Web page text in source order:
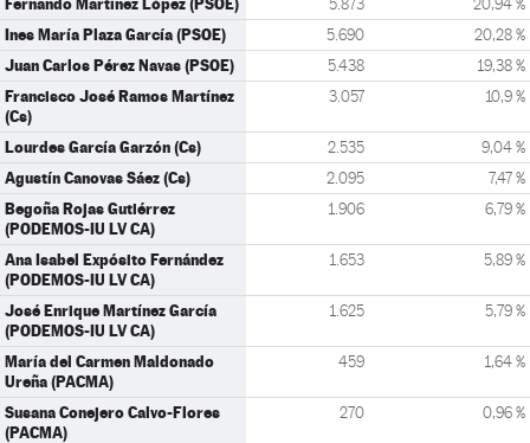
5.873 20,94 %
Ines María Plaza García (PSOE) 5.690 20,28 %
Juan Carlos Pérez Navas (PSOE) 5.438 19,38 %
Francisco José Ramos Martínez
(Cs)
3.057 10,9 %
Lourdes García Garzón (Cs) 2.535 9,04 %
Agustín Canovas Sáez (Cs) 2.095 7,47 %
Begoña Rojas Gutiérrez
(PODEMOS-IU LV CA)
1.906 6,79 %
Ana Isabel Expósito Fernández
(PODEMOS-IU LV CA)
1.653 5,89 %
José Enrique Martínez García
(PODEMOS-IU LV CA)
1.625 5,79 %
María del Carmen Maldonado
Ureña (PACMA)
459 1,64 %
Susana Conejero Calvo-Flores
(PACMA)
270 0,96 %